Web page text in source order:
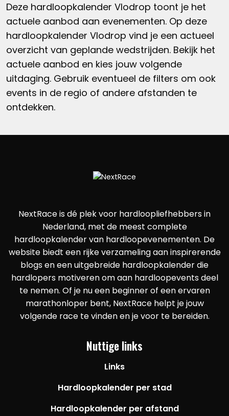
Deze hardloopkalender Vlodrop toont je het
actuele aanbod aan evenementen. Op deze
hardloopkalender Vlodrop vind je een actueel
overzicht van geplande wedstrijden. Bekijk het
actuele aanbod en kies jouw volgende
uitdaging. Gebruik eventueel de filters om ook
events in de regio of andere afstanden te
ontdekken.
NextRace is dé plek voor hardloopliefhebbers in
Nederland, met de meest complete
hardloopkalender van hardloopevenementen. De
website biedt een rijke verzameling aan inspirerende
blogs en een uitgebreide hardloopkalender die
hardlopers motiveren om aan hardloopevents deel
te nemen. Of je nu een beginner of een ervaren
marathonloper bent, NextRace helpt je jouw
volgende race te vinden en je voor te bereiden.
Nuttige links
Links
Hardloopkalender per stad
Hardloopkalender per afstand